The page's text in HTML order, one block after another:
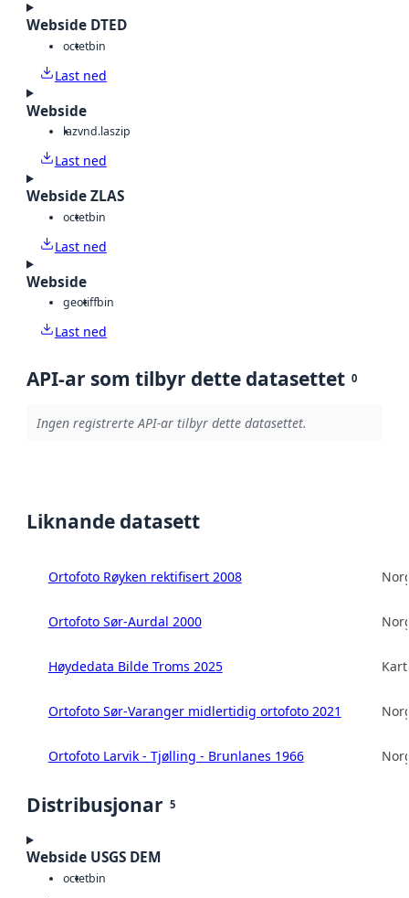
Webside DTED
octetbin
Last ned
Webside
lazvnd.laszip
Last ned
Webside ZLAS
octetbin
Last ned
Webside
geotiffbin
Last ned
API-ar som tilbyr dette datasettet 0
Ingen registrerte API-ar tilbyr dette datasettet.
Liknande datasett
Ortofoto Røyken rektifisert 2008
Ortofoto Sør-Aurdal 2000
Høydedata Bilde Troms 2025
Ortofoto Sør-Varanger midlertidig ortofoto 2021
Ortofoto Larvik - Tjølling - Brunlanes 1966
Distribusjonar 5
Webside USGS DEM
octetbin